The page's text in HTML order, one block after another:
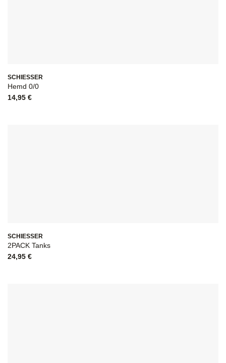
SCHIESSER
Hemd 0/0
14,95 €
SCHIESSER
2PACK Tanks
24,95 €